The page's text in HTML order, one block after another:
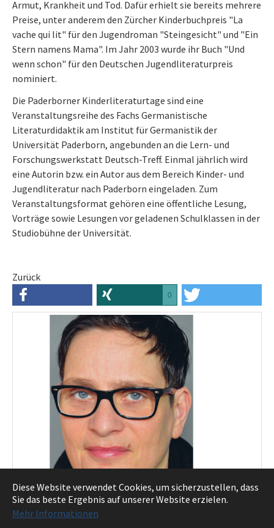
Diese Website verwendet Cookies, um sicherzustellen, dass
Sie das beste Ergebnis auf unserer Website erzielen.
Mehr Informationen
Armut, Krankheit und Tod. Dafür erhielt sie bereits mehrere
Preise, unter anderem den Zürcher Kinderbuchpreis "La
vache qui lit" für den Jugendroman "Steingesicht" und "Ein
Stern namens Mama". Im Jahr 2003 wurde ihr Buch "Und
wenn schon" für den Deutschen Jugendliteraturpreis
nominiert.
Die Paderborner Kinderliteraturtage sind eine
Veranstaltungsreihe des Fachs Germanistische
Literaturdidaktik am Institut für Germanistik der
Universität Paderborn, angebunden an die Lern- und
Forschungswerkstatt Deutsch-Treff. Einmal jährlich wird
eine Autorin bzw. ein Autor aus dem Bereich Kinder- und
Jugendliteratur nach Paderborn eingeladen. Zum
Veranstaltungsformat gehören eine öffentliche Lesung,
Vorträge sowie Lesungen vor geladenen Schulklassen in der
Studiobühne der Universität.
Zurück
0
Karen-Susan Fessel ist Gast bei den diesjährigen
Paderborner Kinderliteraturtagen.